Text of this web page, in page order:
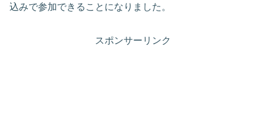
込みで参加できることになりました。
スポンサーリンク